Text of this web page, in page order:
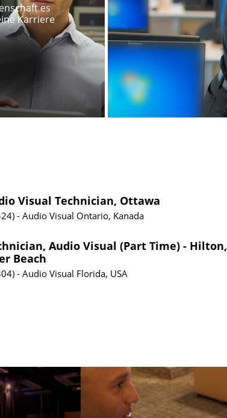
es
Karriere
Visual Technician, Ottawa
Audio Visual Ontario, Kanada
Audio Visual (Part Time) - Hilton,
Beach
Audio Visual Florida, USA